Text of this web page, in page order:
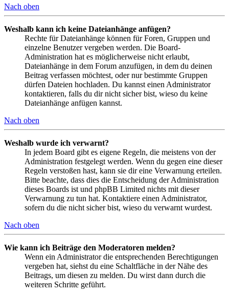
Nach oben
Weshalb kann ich keine Dateianhänge anfügen?
Rechte für Dateianhänge können für Foren, Gruppen und
einzelne Benutzer vergeben werden. Die Board-
Administration hat es möglicherweise nicht erlaubt,
Dateianhänge in dem Forum anzufügen, in dem du deinen
Beitrag verfassen möchtest, oder nur bestimmte Gruppen
dürfen Dateien hochladen. Du kannst einen Administrator
kontaktieren, falls du dir nicht sicher bist, wieso du keine
Dateianhänge anfügen kannst.
Nach oben
Weshalb wurde ich verwarnt?
In jedem Board gibt es eigene Regeln, die meistens von der
Administration festgelegt werden. Wenn du gegen eine dieser
Regeln verstoßen hast, kann sie dir eine Verwarnung erteilen.
Bitte beachte, dass dies die Entscheidung der Administration
dieses Boards ist und phpBB Limited nichts mit dieser
Verwarnung zu tun hat. Kontaktiere einen Administrator,
sofern du die nicht sicher bist, wieso du verwarnt wurdest.
Nach oben
Wie kann ich Beiträge den Moderatoren melden?
Wenn ein Administrator die entsprechenden Berechtigungen
vergeben hat, siehst du eine Schaltfläche in der Nähe des
Beitrags, um diesen zu melden. Du wirst dann durch die
weiteren Schritte geführt.